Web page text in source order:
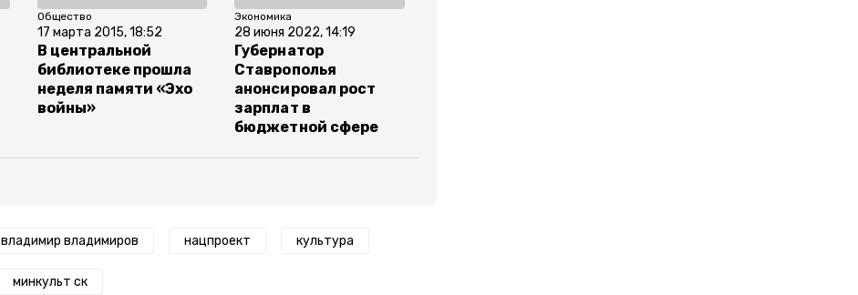
Общество
17 марта 2015, 18:52
В центральной
библиотеке прошла
неделя памяти «Эхо
войны»
Экономика
28 июня 2022, 14:19
Губернатор
Ставрополья
анонсировал рост
зарплат в
бюджетной сфере
владимир владимиров нацпроект культура
минкульт ск